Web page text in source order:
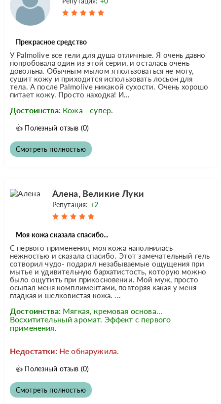
Прекрасное средство
У Palmolive все гели для душа отличные. Я очень давно
попробовала один из этой серии, и осталась очень
довольна. Обычным мылом я пользоваться не могу,
сушит кожу и приходится использовать лосьон для
тела. А после Palmolive никакой сухости. Очень хорошо
питает кожу. Просто находка! И...
Достоинства: Кожа - супер.
👍 Полезный отзыв (0)
Смотреть полностью
Алена, Великие Луки
Репутация: +2
Моя кожа сказала спасибо...
С первого применения, моя кожа наполнилась
нежностью и сказала спасибо. Этот замечательный гель
сотворил чудо- подарил незабываемые ощущения при
мытье и удивительную бархатистость, которую можно
было ощутить при прикосновении. Мой муж, просто
осыпал меня комплиментами, повторяя какая у меня
гладкая и шелковистая кожа. ...
Достоинства: Мягкая, кремовая основа...
Восхитительный аромат. Эффект с первого
применения.
Недостатки: Не обнаружила.
👍 Полезный отзыв (0)
Смотреть полностью